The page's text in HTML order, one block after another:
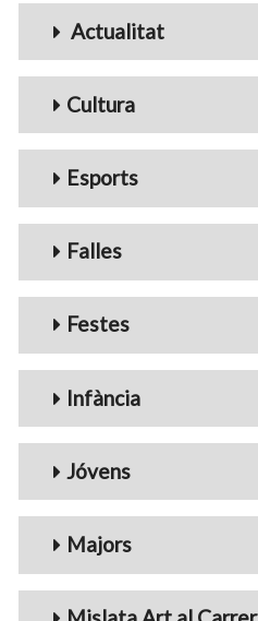
Menu_Videos
Actualitat
Cultura
Esports
Falles
Festes
Infància
Jóvens
Majors